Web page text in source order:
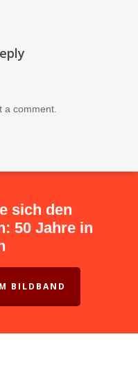
a comment.
sich den
50 Jahre in
BILDBAND